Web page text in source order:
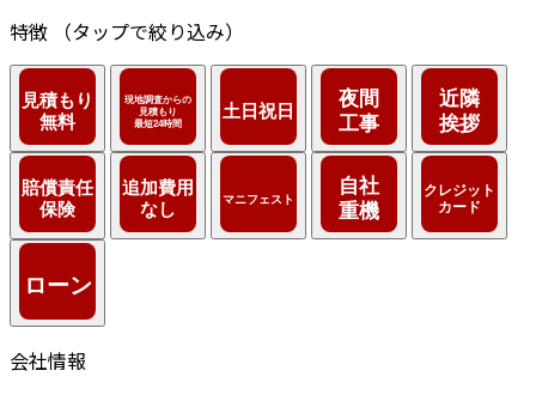
特徴
（タップで絞り込み）
会社情報